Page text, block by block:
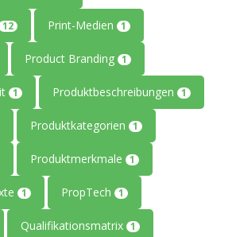
12 Print-Medien 1
Product Branding 1
1 Produktbeschreibungen 1
Produktkategorien 1
Produktmerkmale 1
1 PropTech 1
Qualifikationsmatrix 1